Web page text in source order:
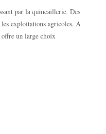
par la quincaillerie. Des
exploitations agricoles. A
offre un large choix